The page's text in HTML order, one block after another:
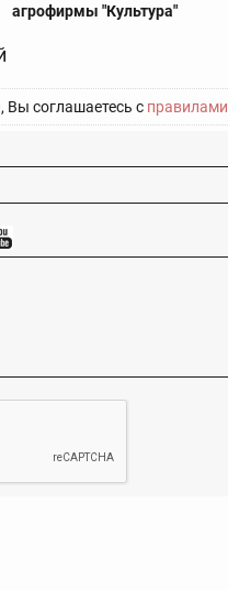
агрофирмы "Культура"
Вы соглашаетесь с правилами